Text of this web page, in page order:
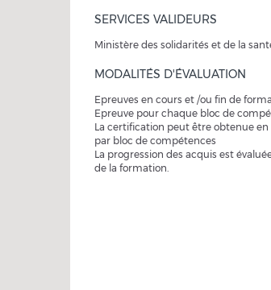
SERVICES VALIDEURS
Ministère des solidarités et de la
MODALITÉS D'ÉVALUATION
Epreuves en cours et /ou fin de
Epreuve pour chaque bloc de
La certification peut être obtenue
par bloc de compétences
La progression des acquis est
de la formation.